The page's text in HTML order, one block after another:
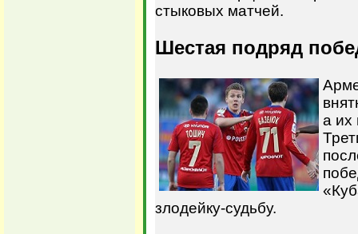
стыковых матчей.
Шестая подряд
а их
злодейку-судьбу.